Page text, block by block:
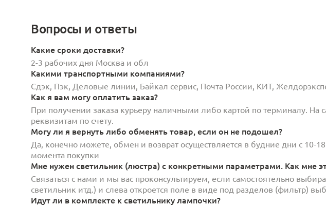
Вопросы и ответы
Какие сроки доставки?
2-3 рабочих дня Москва и обл
Какими транспортными компаниями?
Сдэк, Пэк, Деловые линии, Байкал сервис, Почта России, КИТ,
Как я вам могу оплатить заказ?
При получении заказа курьеру наличными либо картой по терминалу. На
реквизитам по счету.
Могу ли я вернуть либо обменять товар, если он не подошел?
Да, конечно можете, обмен и возврат осуществляется в будние дни с 10-
момента покупки
Мне нужен светильник (люстра) с конкретными параметрами. Как мне
Связаться с нами и мы вас проконсультируем, если самостоятельно
светильник итд.) и слева откроется поле в виде под разделов (фильтр)
Идут ли в комплекте к светильнику лампочки?